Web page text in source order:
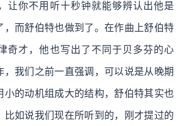
让你不用听十秒钟就能够辨认出他是
，而舒伯特也做到了。在作曲上舒伯特
奇才，他也写出了不同于贝多芬的心
，我们之前一直强调，可以说是从晚期
小的动机组成大的结构，舒伯特其实也
比如说我们现在所听到的，刚才提过的